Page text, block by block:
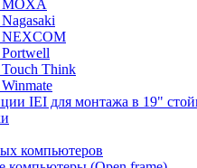
MOXA
NEXCOM
Think
IEI для монтажа в 19"
компьютеров